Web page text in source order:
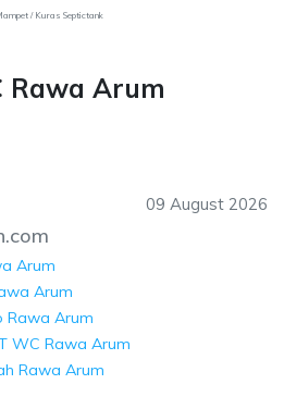
/ Kuras Septictank
Rawa Arum
09 August 2026
Arum
Arum
Rawa Arum
WC Rawa Arum
Rawa Arum